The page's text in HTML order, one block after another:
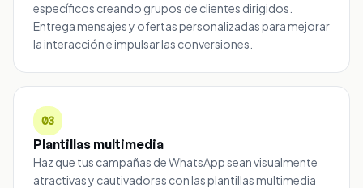
específicos creando grupos de clientes dirigidos.
Entrega mensajes y ofertas personalizadas para mejorar
la interacción e impulsar las conversiones.
03
Plantillas multimedia
Haz que tus campañas de WhatsApp sean visualmente
atractivas y cautivadoras con las plantillas multimedia